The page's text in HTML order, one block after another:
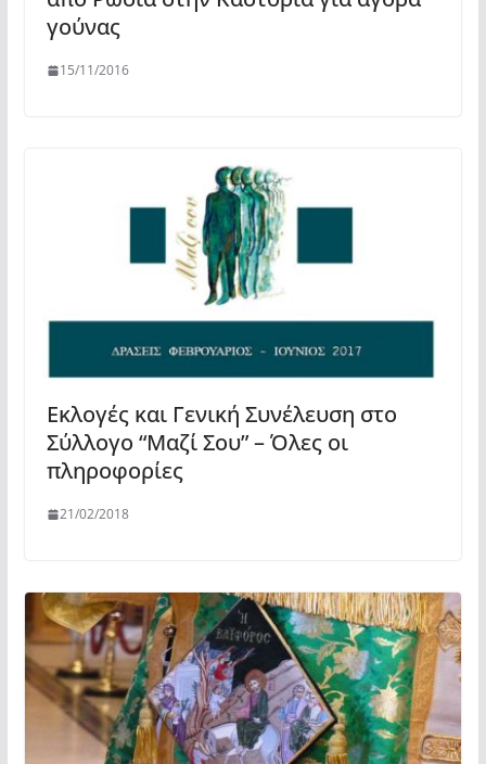
γούνας
15/11/2016
Εκλογές και Γενική Συνέλευση στο
Σύλλογο “Μαζί Σου” – Όλες οι
πληροφορίες
21/02/2018